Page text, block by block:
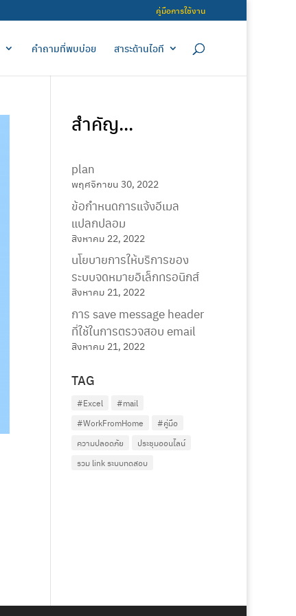
คู่มือการใช้งาน
คำถามที่พบบ่อย สาระด้านไอที
สำคัญ...
plan
พฤศจิกายน 30, 2022
ข้อกำหนดการแจ้งอีเมล
แปลกปลอม
สิงหาคม 22, 2022
นโยบายการให้บริการของ
ระบบจดหมายอิเล็กทรอนิกส์
สิงหาคม 21, 2022
การ save message header
ที่ใช้ในการตรวจสอบ email
สิงหาคม 21, 2022
TAG
#Excel
#mail
#WorkFromHome
#คู่มือ
ความปลอดภัย
ประชุมออนไลน์
รวม link ระบบทดสอบ